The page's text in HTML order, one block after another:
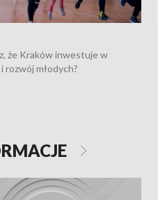
że Kraków inwestuje w
rozwój młodych?